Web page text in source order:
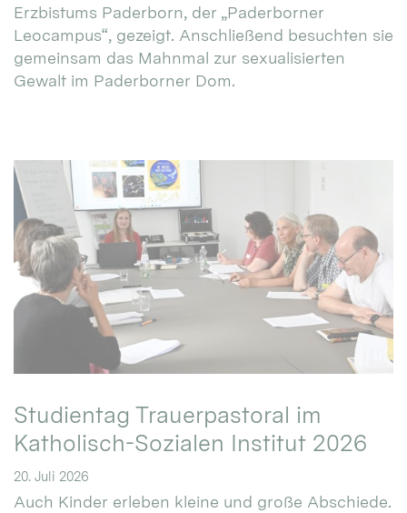
Erzbistums Paderborn, der „Paderborner
Leocampus“, gezeigt. Anschließend besuchten sie
gemeinsam das Mahnmal zur sexualisierten
Gewalt im Paderborner Dom.
Studientag Trauerpastoral im
Katholisch-Sozialen Institut 2026
20. Juli 2026
Auch Kinder erleben kleine und große Abschiede.